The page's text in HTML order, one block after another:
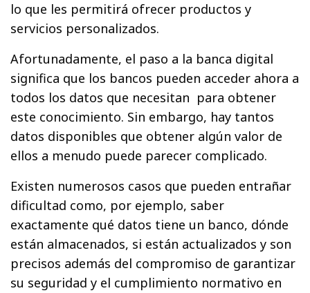
lo que les permitirá ofrecer productos y
servicios personalizados.
Afortunadamente, el paso a la banca digital
significa que los bancos pueden acceder ahora a
todos los datos que necesitan para obtener
este conocimiento. Sin embargo, hay tantos
datos disponibles que obtener algún valor de
ellos a menudo puede parecer complicado.
Existen numerosos casos que pueden entrañar
dificultad como, por ejemplo, saber
exactamente qué datos tiene un banco, dónde
están almacenados, si están actualizados y son
precisos además del compromiso de garantizar
su seguridad y el cumplimiento normativo en